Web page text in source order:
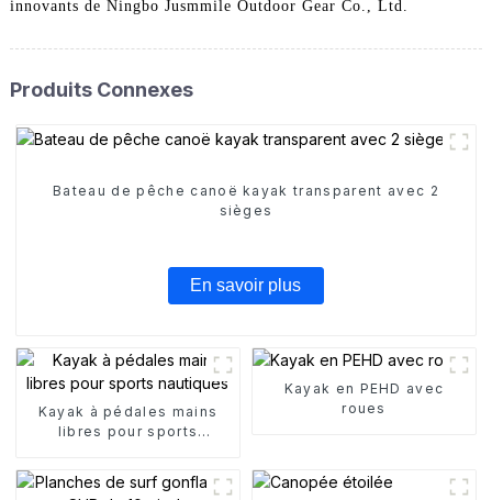
innovants de Ningbo Jusmmile Outdoor Gear Co., Ltd.
Produits Connexes
Bateau de pêche canoë kayak transparent avec 2
sièges
En savoir plus
Kayak à pédales mains
libres pour sports
Kayak en PEHD avec
roues